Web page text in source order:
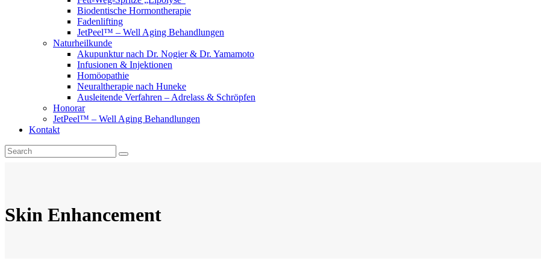
Biodentische Hormontherapie
Fadenlifting
JetPeel™ – Well Aging Behandlungen
Naturheilkunde
Akupunktur nach Dr. Nogier & Dr. Yamamoto
Infusionen & Injektionen
Homöopathie
Neuraltherapie nach Huneke
Ausleitende Verfahren – Adrelass & Schröpfen
Honorar
JetPeel™ – Well Aging Behandlungen
Kontakt
Skin Enhancement